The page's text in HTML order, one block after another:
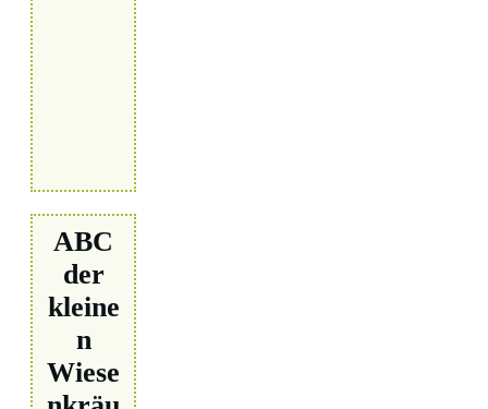
ABC
der
kleine
n
Wiese